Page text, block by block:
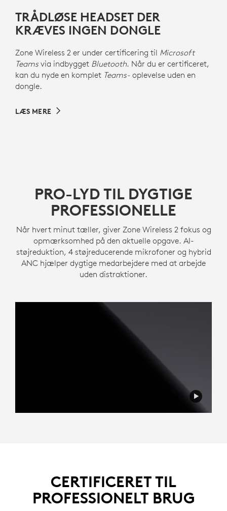
TRÅDLØSE HEADSET DER
KRÆVES INGEN DONGLE
Zone Wireless 2 er under certificering til Microsoft
Teamsvia indbygget Bluetooth. Når du er certificeret,
kan du nyde en komplet Teams- oplevelse uden en
dongle.
LÆS MERE
PRO-LYD TIL DYGTIGE
PROFESSIONELLE
Når hvert minut tæller, giver Zone Wireless 2 fokus og
opmærksomhed på den aktuelle opgave. AI-
støjreduktion, 4 støjreducerende mikrofoner og hybrid
ANC hjælper dygtige medarbejdere med at arbejde
uden distraktioner.
CERTIFICERET TIL
PROFESSIONELT BRUG